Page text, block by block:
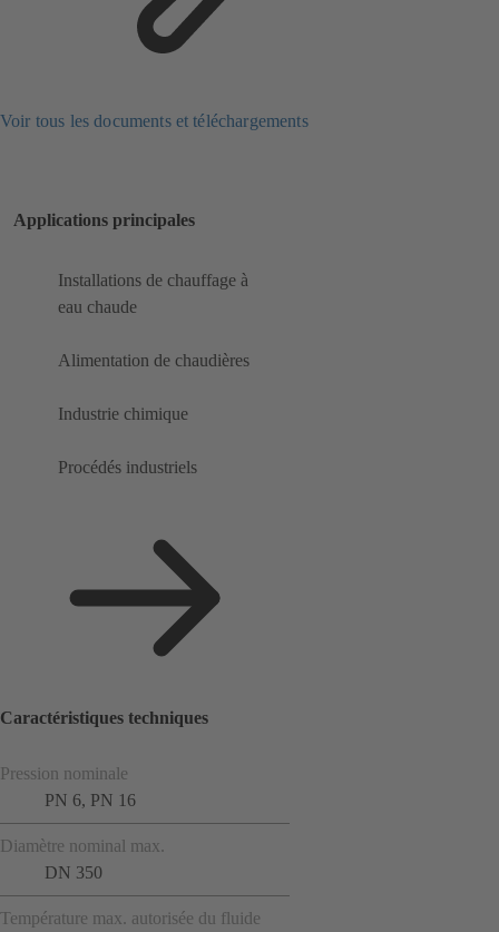
Voir tous les documents et téléchargements
Applications principales
Installations de chauffage à
eau chaude
Alimentation de chaudières
Industrie chimique
Procédés industriels
Caractéristiques techniques
Pression nominale
PN 6, PN 16
Diamètre nominal max.
DN 350
Température max. autorisée du fluide